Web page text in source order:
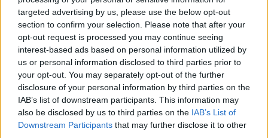
targeted advertising by us, please use the below opt-out
section to confirm your selection. Please note that after your
opt-out request is processed you may continue seeing
interest-based ads based on personal information utilized by
us or personal information disclosed to third parties prior to
your opt-out. You may separately opt-out of the further
disclosure of your personal information by third parties on the
IAB’s list of downstream participants. This information may
also be disclosed by us to third parties on the IAB’s List of
Downstream Participants that may further disclose it to other
2020 7.1
Noblesse
2015
Luxusfeleségek